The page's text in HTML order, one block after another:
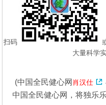
灵
也
需
要
呵
扫码
大量科学
(中国全民健心网 肖汉仕
中国全民健心网，将独乐